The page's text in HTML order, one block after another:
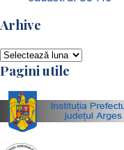
Arhive
Arhive
Pagini utile